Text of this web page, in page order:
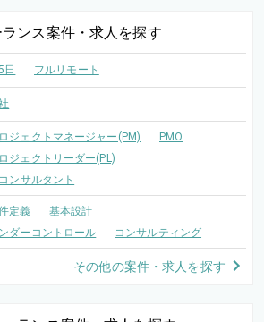
ランス案件・求人を探す
日 フルリモート
ジェクトマネージャー(PM)
PMO
ジェクトリーダー(PL)
ンサルタント
定義
基本設計
ダーコントロール
コンサルティング
その他の案件・求人を探す